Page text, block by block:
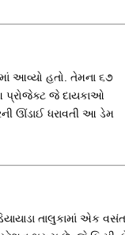
આવ્યો હતો. તેમના ૬૭
પ્રોજેક્ટ જે દાયકાઓ
ઊંડાઈ ધરાવતી આ ડેમ
તાલુકામાં